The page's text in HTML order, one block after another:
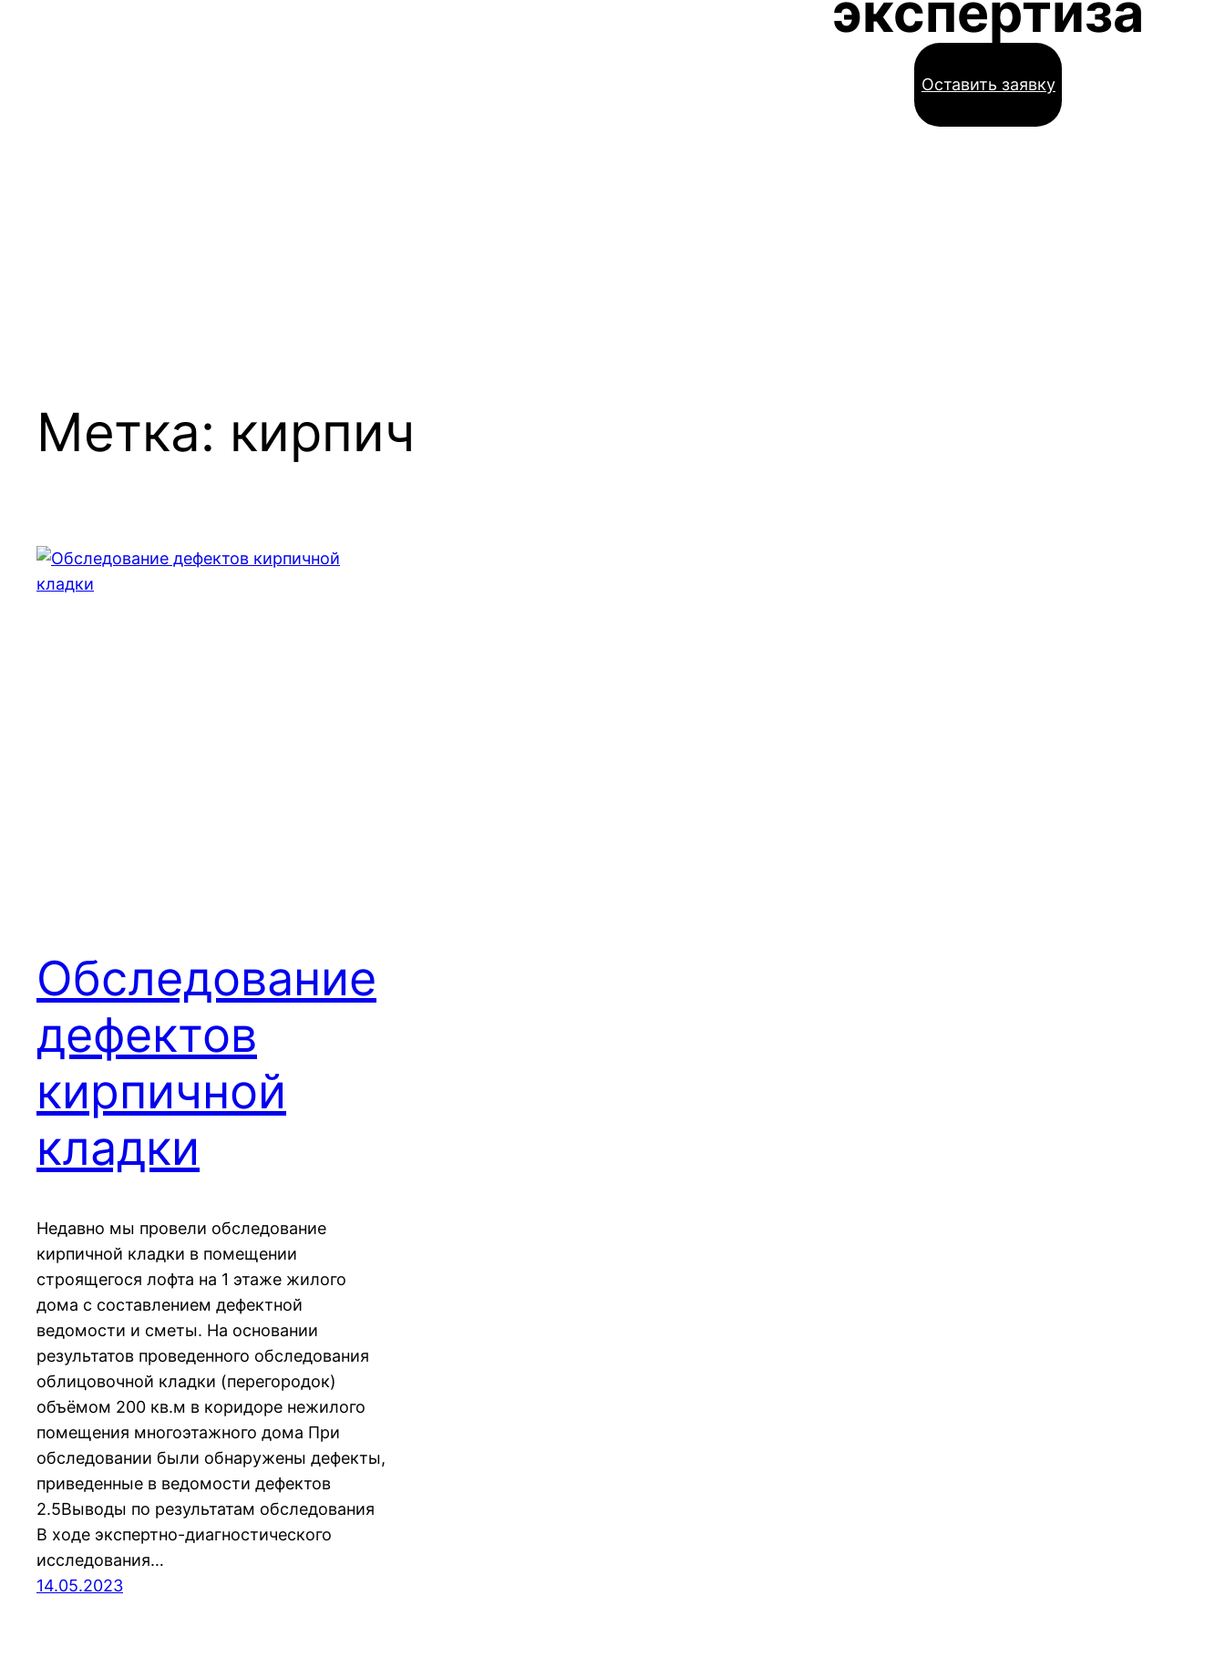
Оставить заявку
Метка: кирпич
Обследование
дефектов
кирпичной
кладки
Недавно мы провели обследование
кирпичной кладки в помещении
строящегося лофта на 1 этаже жилого
дома с составлением дефектной
ведомости и сметы. На основании
результатов проведенного обследования
облицовочной кладки (перегородок)
объёмом 200 кв.м в коридоре нежилого
помещения многоэтажного дома При
обследовании были обнаружены дефекты,
приведенные в ведомости дефектов
2.5Выводы по результатам обследования
В ходе экспертно-диагностического
исследования…
14.05.2023